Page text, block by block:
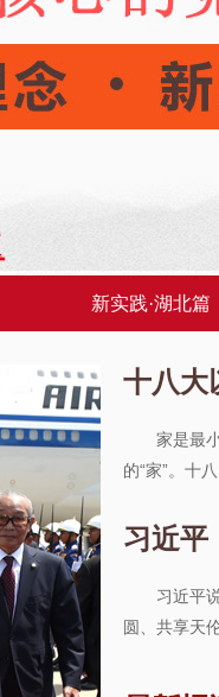
新实践·湖北篇
十八大
家是最
的“家”。十
习近平
习近平
圆、共享天